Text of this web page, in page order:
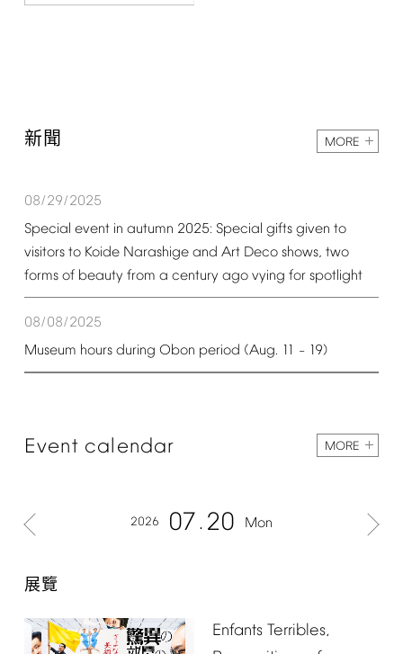
新聞 MORE
08/29/2025
Special event in autumn 2025: Special gifts given to
visitors to Koide Narashige and Art Deco shows, two
forms of beauty from a century ago vying for spotlight
08/08/2025
Museum hours during Obon period (Aug. 11 – 19)
Event calendar MORE
2026 07 20 Mon
展覽
Enfants Terribles,